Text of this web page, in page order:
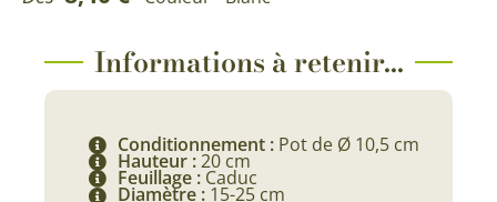
Informations à retenir...
Conditionnement : Pot de Ø 10,5 cm
Hauteur :20 cm
Feuillage : Caduc
Diamètre : 15-25 cm